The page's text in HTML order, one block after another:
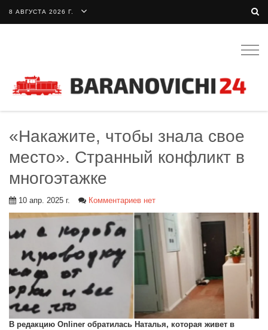
8 АВГУСТА 2026 Г.
«Накажите, чтобы знала свое
место». Странный конфликт в
многоэтажке
10 апр. 2025 г. Комментариев нет
В редакцию Onliner обратилась Наталья, которая живет в